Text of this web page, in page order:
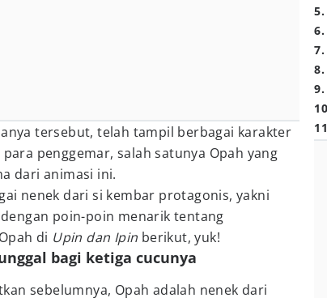
tersebut, telah tampil berbagai karakter
penggemar, salah satunya Opah yang
dari animasi ini.
nenek dari si kembar protagonis, yakni
poin-poin menarik tentang
di Upin dan Ipin berikut, yuk!
bagi ketiga cucunya
sebelumnya, Opah adalah nenek dari
5.
6.
7.
8.
9.